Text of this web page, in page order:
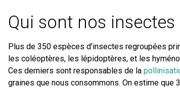
Qui sont nos
Plus de 350 espèces d’insectes regroupées
les coléoptères, les lépidoptères, et les
Ces derniers sont responsables de la
graines que nous consommons. On estime que